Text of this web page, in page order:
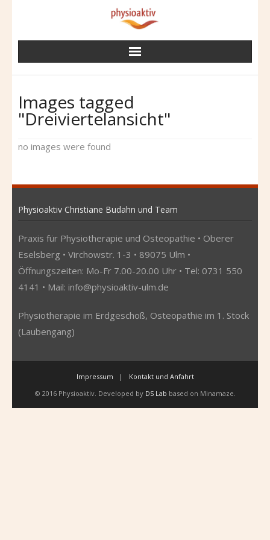
Images tagged
"Dreiviertelansicht"
no images were found
Physioaktiv Christiane Budahn und Team
Praxis für Physiotherapie und Osteopathie • Oberer
Eselsberg • Virchowstr. 1-3 • 89075 Ulm •
Öffnungszeiten: Mo-Fr 7.00-20.00 Uhr • Tel: 0731 550
4141 • Mail: info@physioaktiv-ulm.de
Physiotherapie im Erdgeschoß, Osteopathie im 1. Stock
(Laubengang)
Impressum
Kontakt und Anfahrt
© 2016 Physioaktiv. Developed by DS Lab based on Minamaze.